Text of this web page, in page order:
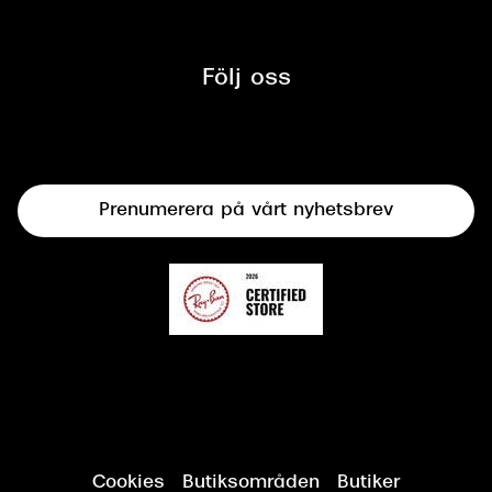
mellan Synoptik och Bilprovningen
SolglasögonFölj oss
Prenumerera på vårt nyhetsbrev
Cookies Butiksområden Butiker